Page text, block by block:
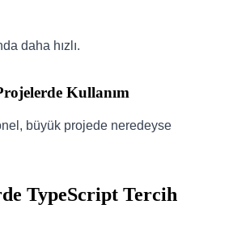
daha hızlı.
Kullanım
büyük projede neredeyse
TypeScript Tercih